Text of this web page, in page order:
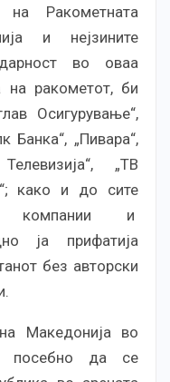
Ракометната
и нејзините
во оваа
на ракометот, би
Осигурување“,
Банка“, „Пивара“,
„ТВ
како и до сите
компании и
ја прифатија
без авторски
Македонија во
посебно да се